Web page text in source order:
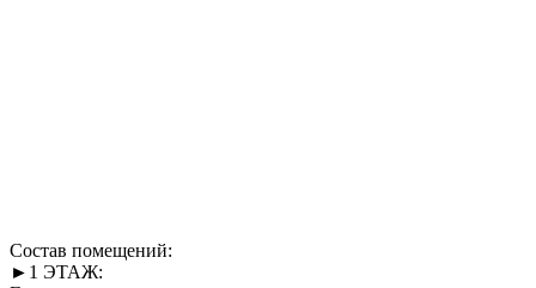
Состав помещений:
►1 ЭТАЖ: